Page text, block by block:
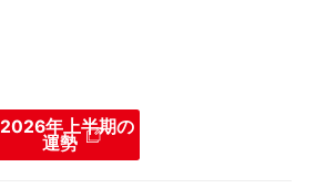
2026年上半期の
運勢